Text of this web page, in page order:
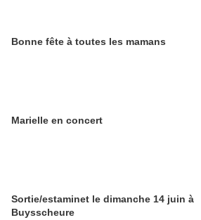
Bonne fête à toutes les mamans
Marielle en concert
Sortie/estaminet le dimanche 14 juin à
Buysscheure